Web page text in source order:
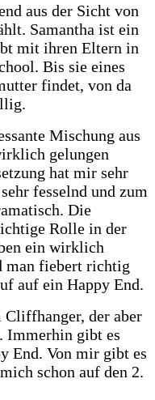
aus der Sicht von
Samantha ist ein
mit ihren Eltern in
Bis sie eines
findet, von da
Mischung aus
gelungen
hat mir sehr
fesselnd und zum
Die
Rolle in der
ein wirklich
man fiebert richtig
auf ein Happy End.
der aber
Immerhin gibt es
End. Von mir gibt es
schon auf den 2.